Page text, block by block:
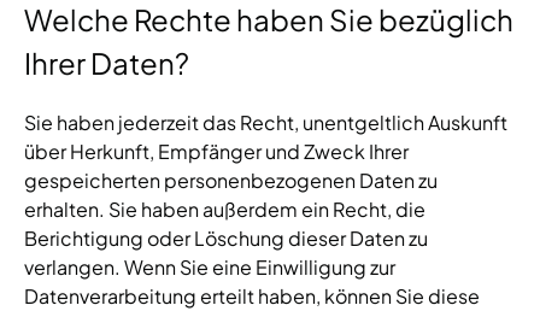
Welche Rechte haben Sie bezüglich
Ihrer Daten?
Sie haben jederzeit das Recht, unentgeltlich Auskunft
über Herkunft, Empfänger und Zweck Ihrer
gespeicherten personenbezogenen Daten zu
erhalten. Sie haben außerdem ein Recht, die
Berichtigung oder Löschung dieser Daten zu
verlangen. Wenn Sie eine Einwilligung zur
Datenverarbeitung erteilt haben, können Sie diese